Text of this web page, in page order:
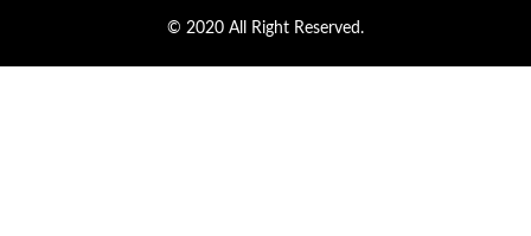
© 2020 All Right Reserved.